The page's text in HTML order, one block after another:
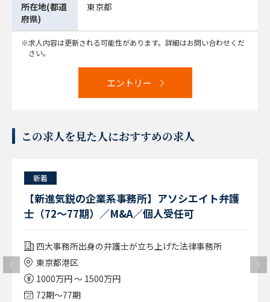
所在地(都道
府県)
東京都
求人内容は更新される可能性があります。詳細はお問い合わせくだ
さい。
エントリー
この求人を見た人におすすめの求人
新着
【新進気鋭の企業系事務所】アソシエイト弁護
士（72～77期）／M&A／個人受任可
四大事務所出身の弁護士が立ち上げた法律事務所
東京都港区
1000万円 ～ 1500万円
72期〜77期